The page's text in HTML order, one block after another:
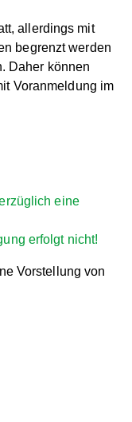
allerdings mit
begrenzt werden
Daher können
Voranmeldung im
eine
erfolgt nicht!
Vorstellung von